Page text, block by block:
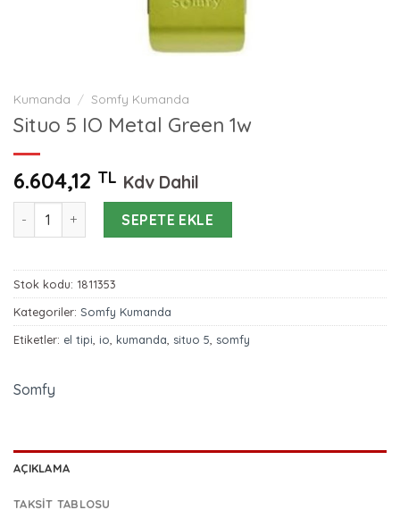
Kumanda / Somfy Kumanda
Situo 5 IO Metal Green 1w
6.604,12 TL Kdv Dahil
SEPETE EKLE
Stok kodu: 1811353
Kategoriler: Somfy Kumanda
Etiketler: el tipi, io, kumanda, situo 5, somfy
Somfy
AÇIKLAMA
TAKSIT TABLOSU